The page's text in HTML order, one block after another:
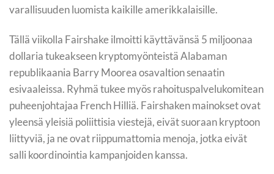
varallisuuden luomista kaikille amerikkalaisille.
Tällä viikolla Fairshake ilmoitti käyttävänsä 5 miljoonaa
dollaria tukeakseen kryptomyönteistä Alabaman
republikaania Barry Moorea osavaltion senaatin
esivaaleissa. Ryhmä tukee myös rahoituspalvelukomitean
puheenjohtajaa French Hilliä. Fairshaken mainokset ovat
yleensä yleisiä poliittisia viestejä, eivät suoraan kryptoon
liittyviä, ja ne ovat riippumattomia menoja, jotka eivät
salli koordinointia kampanjoiden kanssa.